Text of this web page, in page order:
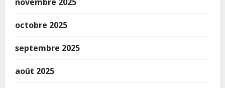
octobre 2025
septembre 2025
août 2025